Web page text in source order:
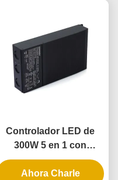
Controlador LED de
300W 5 en 1 con
atenuación, con
clasificación IP65 para
Ahora Charle